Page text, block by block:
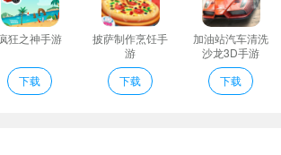
病高血压等慢性病患者提供长期病情跟踪管理
约各大医院专家号提供短信停诊通知与医院现
狂之神手游
下载
披萨制作烹饪手
游
下载
加油站汽车清洗
沙龙3D手游
下载